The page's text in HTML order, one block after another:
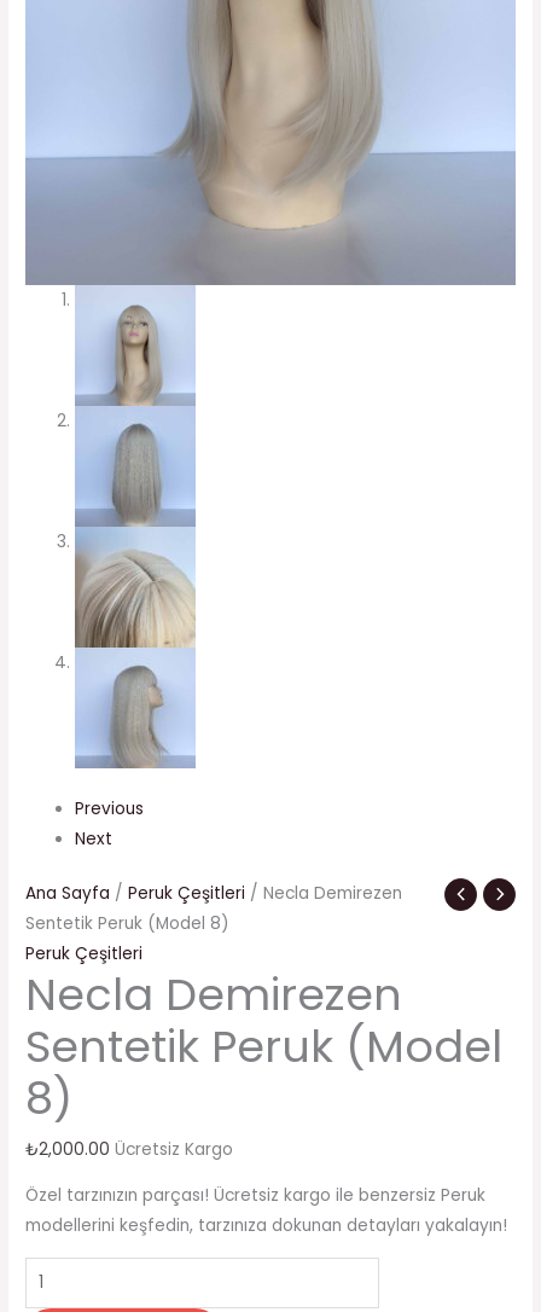
Previous
Next
Ana Sayfa /Peruk Çeşitleri / Necla Demirezen
Sentetik Peruk (Model 8)
Peruk Çeşitleri
Necla Demirezen
Sentetik Peruk (Model
8)
₺2,000.00 Ücretsiz Kargo
Özel tarzınızın parçası! Ücretsiz kargo ile benzersiz Peruk
modellerini keşfedin, tarzınıza dokunan detayları yakalayın!